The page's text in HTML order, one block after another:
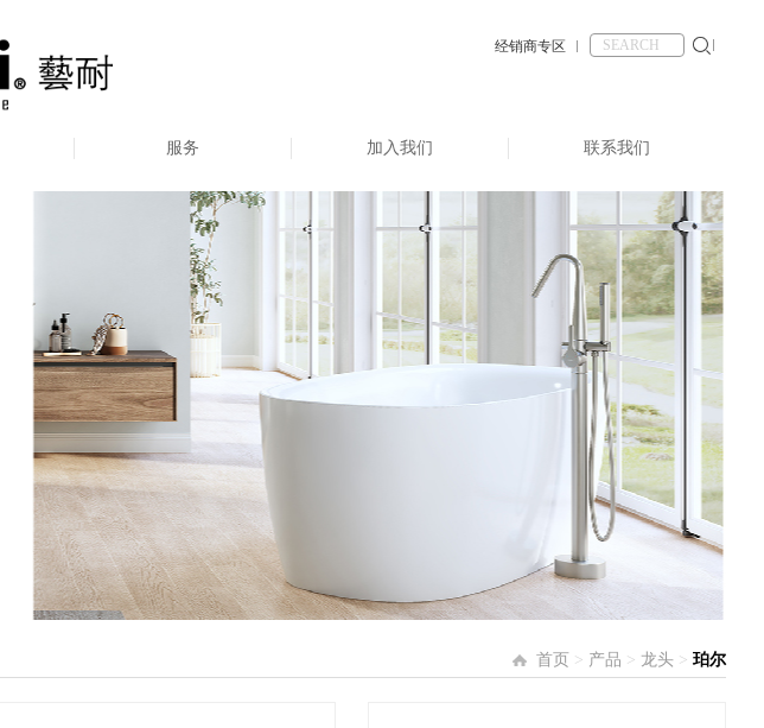
经销商专区
服务 加入我们 联系我们
首页 > 产品 > 龙头 > 珀尔